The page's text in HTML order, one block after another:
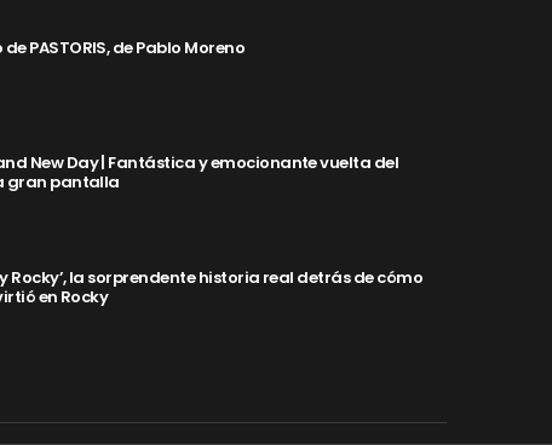
PASTORIS, de Pablo Moreno
New Day | Fantástica y emocionante vuelta del
gran pantalla
Rocky’, la sorprendente historia real detrás de cómo
en Rocky